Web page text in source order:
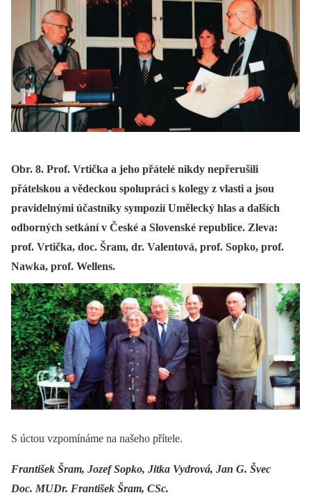
Obr. 8. Prof. Vrtička a jeho přátelé nikdy nepřerušili
přátelskou a vědeckou spolupráci s kolegy z vlasti a jsou
pravidelnými účastníky sympozií Umělecký hlas a dalších
odborných setkání v České a Slovenské republice. Zleva:
prof. Vrtička, doc. Šram, dr. Valentová, prof. Sopko, prof.
Nawka, prof. Wellens.
S úctou vzpomínáme na našeho přítele.
František Šram, Jozef Sopko, Jitka Vydrová, Jan G. Švec
Doc. MUDr. František Šram, CSc.